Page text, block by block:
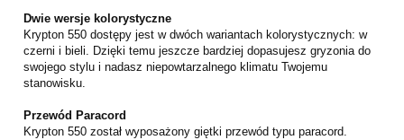
Dwie wersje kolorystyczne
Krypton 550 dostępy jest w dwóch wariantach kolorystycznych: w
czerni i bieli. Dzięki temu jeszcze bardziej dopasujesz gryzonia do
swojego stylu i nadasz niepowtarzalnego klimatu Twojemu
stanowisku.
Przewód Paracord
Krypton 550 został wyposażony giętki przewód typu paracord.